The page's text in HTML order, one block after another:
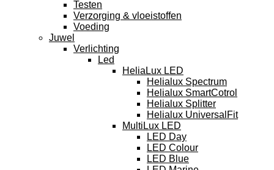
Testen
Verzorging & vloeistoffen
Voeding
Juwel
Verlichting
Led
HeliaLux LED
Helialux Spectrum
Helialux SmartCotrol
Helialux Splitter
Helialux UniversalFit
MultiLux LED
LED Day
LED Colour
LED Blue